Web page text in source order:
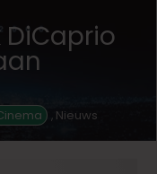
DiCaprio
, Nieuws